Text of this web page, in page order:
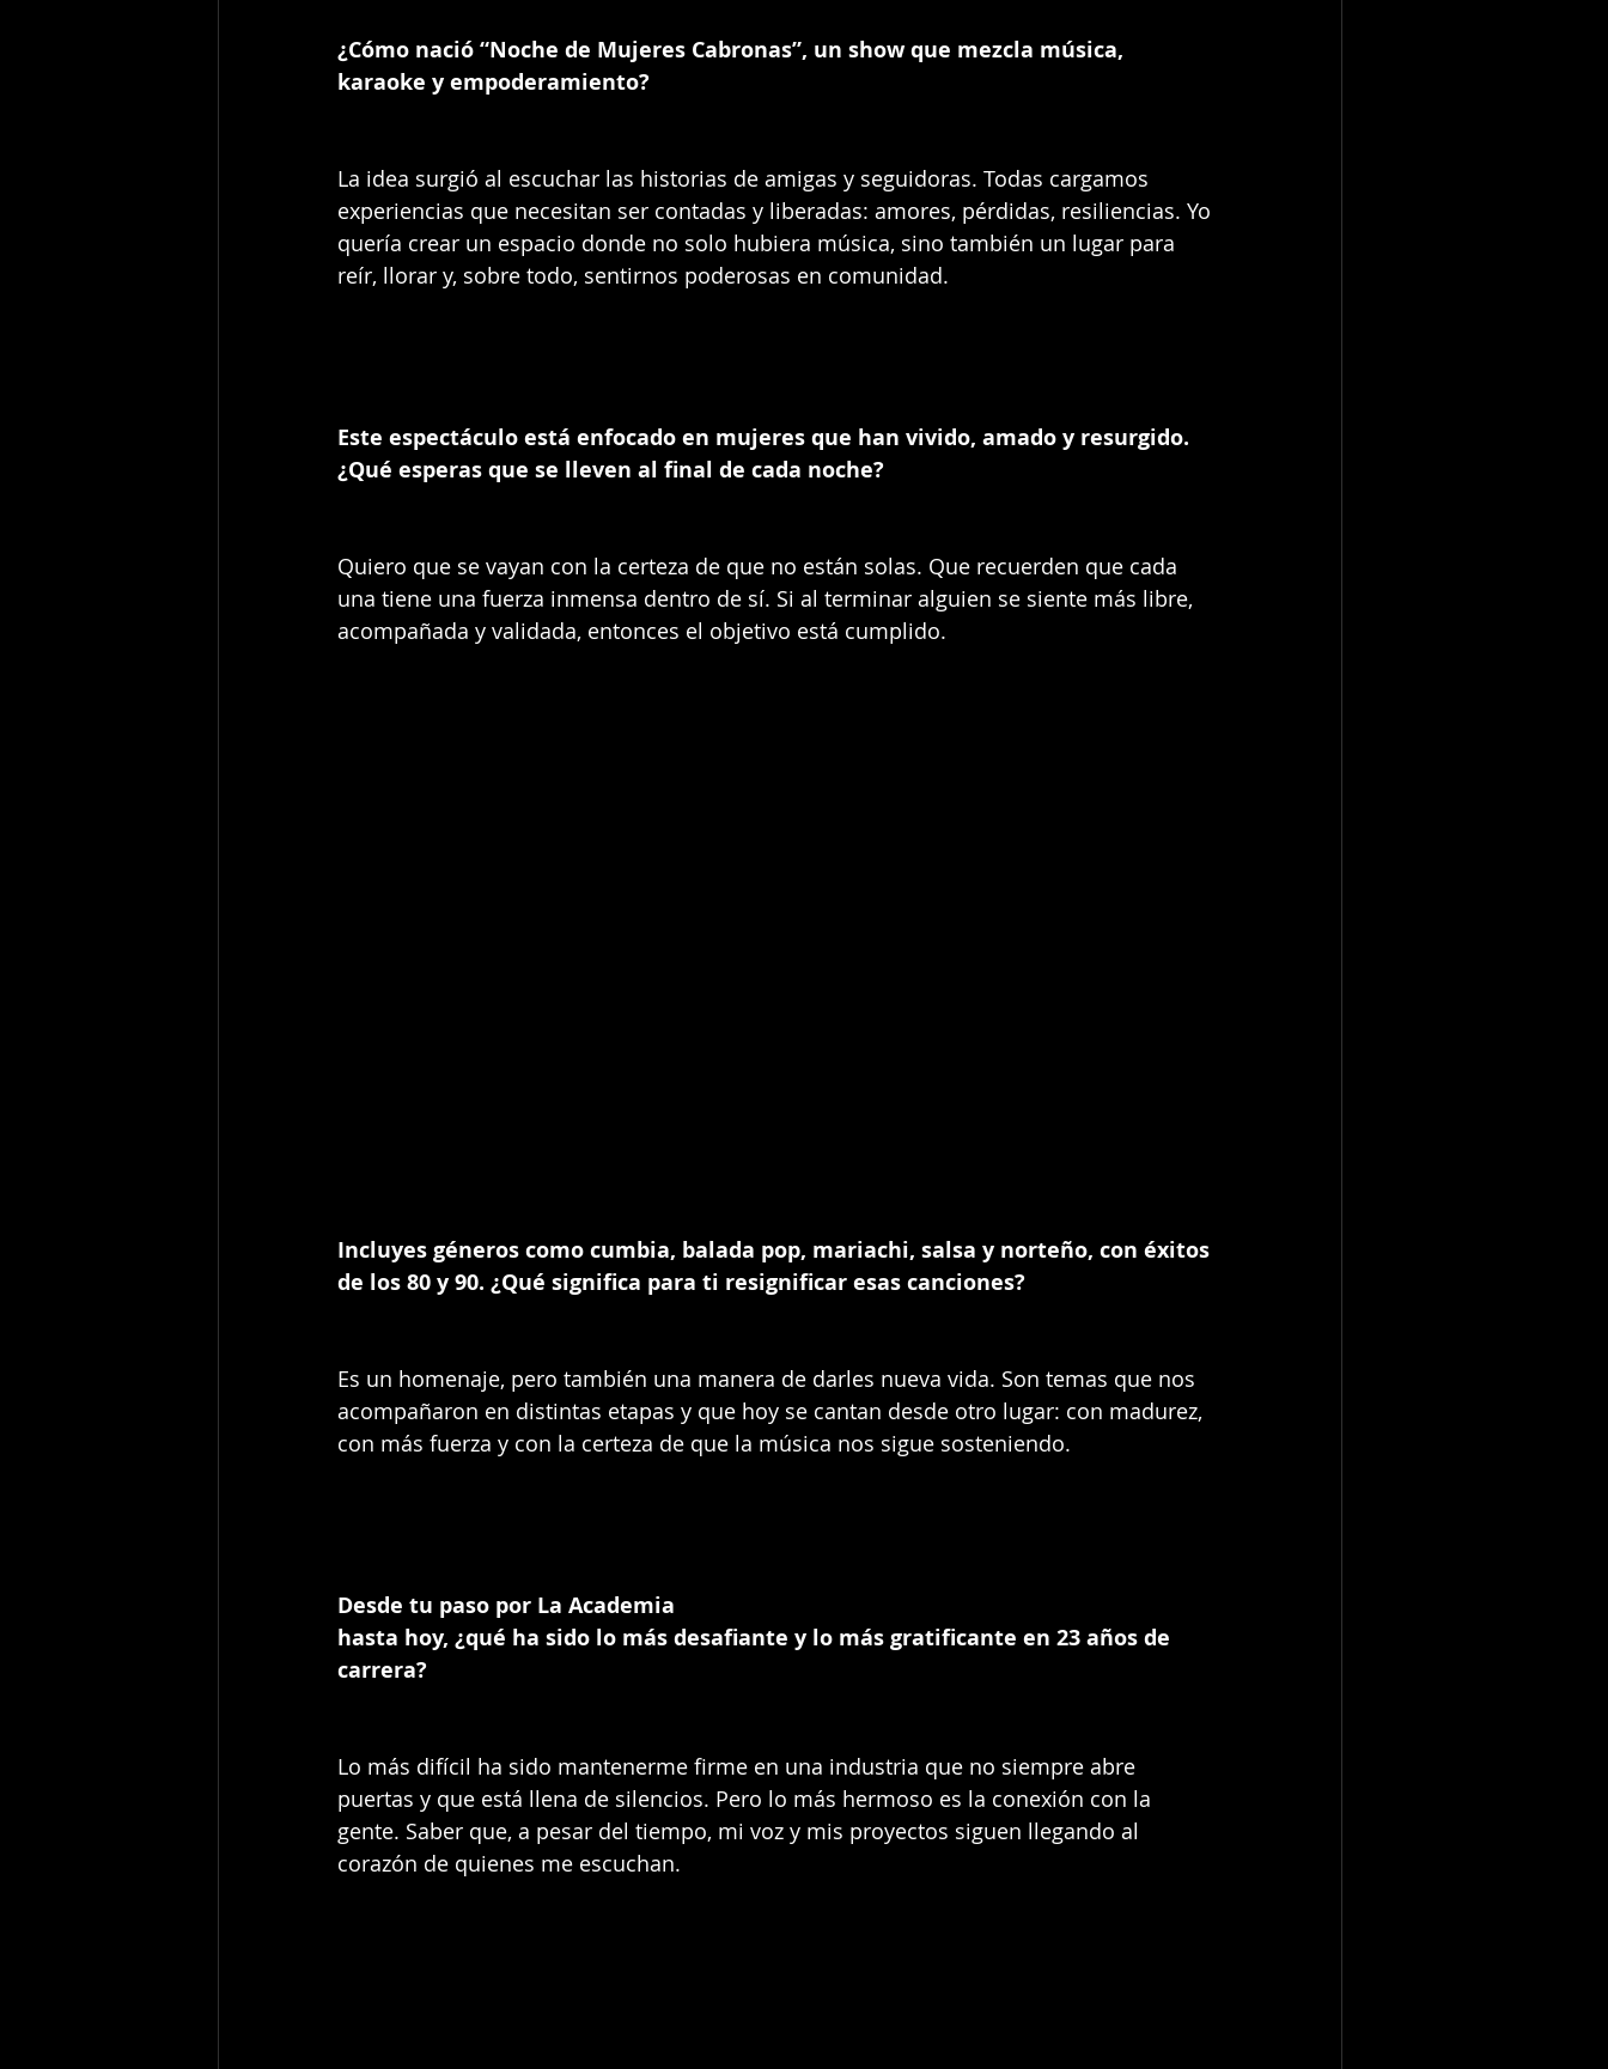
¿Cómo nació “Noche de Mujeres Cabronas”, un show que mezcla música,
karaoke y empoderamiento?
La idea surgió al escuchar las historias de amigas y seguidoras. Todas cargamos
experiencias que necesitan ser contadas y liberadas: amores, pérdidas, resiliencias. Yo
quería crear un espacio donde no solo hubiera música, sino también un lugar para
reír, llorar y, sobre todo, sentirnos poderosas en comunidad.
Este espectáculo está enfocado en mujeres que han vivido, amado y resurgido.
¿Qué esperas que se lleven al final de cada noche?
Quiero que se vayan con la certeza de que no están solas. Que recuerden que cada
una tiene una fuerza inmensa dentro de sí. Si al terminar alguien se siente más libre,
acompañada y validada, entonces el objetivo está cumplido.
Incluyes géneros como cumbia, balada pop, mariachi, salsa y norteño, con éxitos
de los 80 y 90. ¿Qué significa para ti resignificar esas canciones?
Es un homenaje, pero también una manera de darles nueva vida. Son temas que nos
acompañaron en distintas etapas y que hoy se cantan desde otro lugar: con madurez,
con más fuerza y con la certeza de que la música nos sigue sosteniendo.
Desde tu paso por La Academia
hasta hoy, ¿qué ha sido lo más desafiante y lo más gratificante en 23 años de
carrera?
Lo más difícil ha sido mantenerme firme en una industria que no siempre abre
puertas y que está llena de silencios. Pero lo más hermoso es la conexión con la
gente. Saber que, a pesar del tiempo, mi voz y mis proyectos siguen llegando al
corazón de quienes me escuchan.